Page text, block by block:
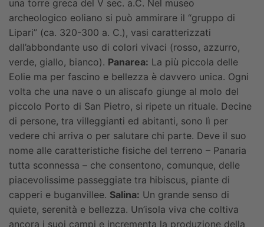
una torre greca del V sec. a.C. Nel museo
archeologico eoliano si può ammirare il “gruppo di
Lipari” (ca. 320-300 a. C.), vasi caratterizzati
dall’abbondante uso di colori vivaci (rosso, azzurro,
verde, giallo, bianco). Panarea: La più piccola delle
Eolie ma per fascino e bellezza è davvero unica. Ogni
volta che una nave o un aliscafo giunge al molo del
piccolo Porto di San Pietro, si ripete un rituale. Decine
di persone, tra villeggianti ed abitanti, sono lì per
vedere chi arriva o per salutare chi parte. Deve il suo
nome alle caratteristiche fisiche del terreno – Panaria
tutta sconnessa – che consentono, comunque, delle
piacevolissime passeggiate tra hibiscus, piante di
capperi e buganvillee. Salina: Un grande senso di
quiete, serenità e bellezza. Un’isola viva che coltiva
ancora i suoi campi e incrementa la produzione della